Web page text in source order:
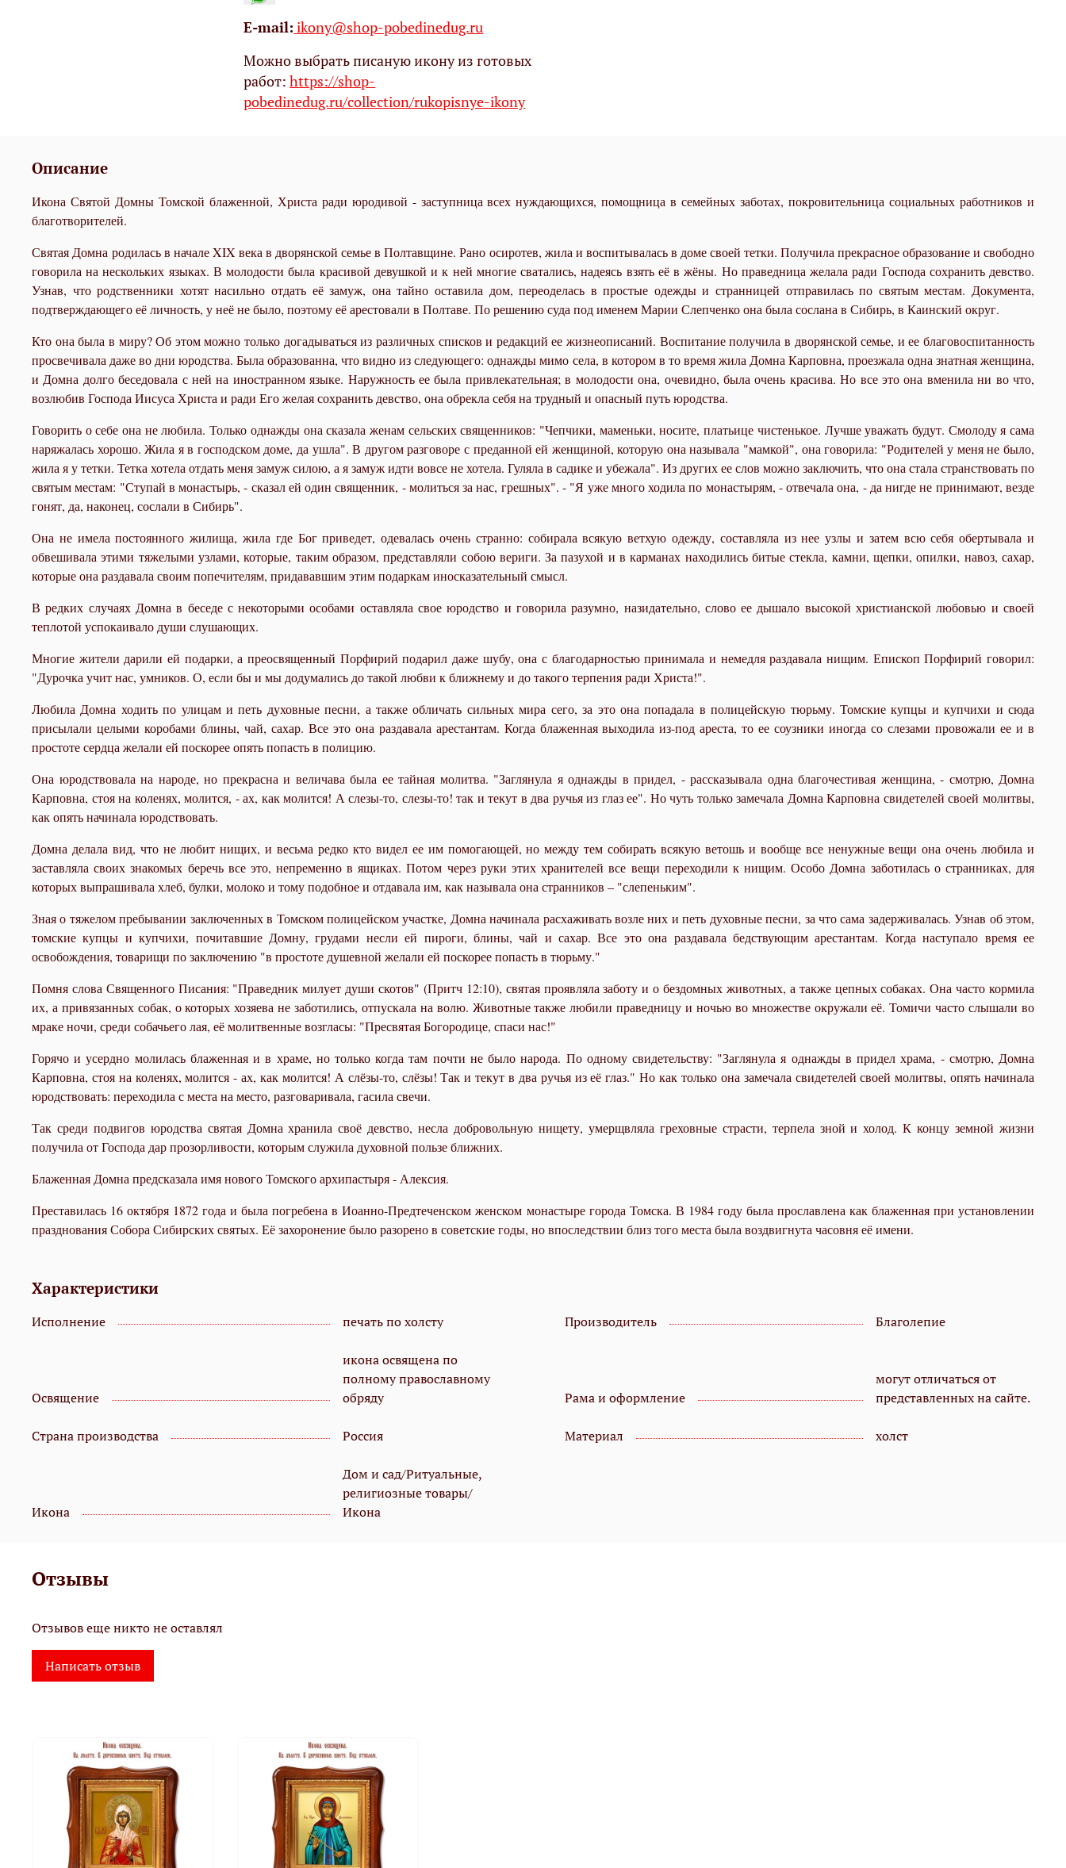
Е-mail: ikony@shop-pobedinedug.ru
Можно выбрать писаную икону из готовых
работ:https://shop-
pobedinedug.ru/collection/rukopisnye-ikony
Описание
Икона Святой Домны Томской блаженной, Христа ради юродивой - заступница всех нуждающихся, помощница в семейных заботах, покровительница социальных работников и
благотворителей.
Святая Домнародилась в начале XIX века в дворянской семье в Полтавщине. Рано осиротев, жила и воспитывалась в доме своей тетки. Получила прекрасное образование и свободно
говорила на нескольких языках. В молодости была красивой девушкой и к ней многие сватались, надеясь взять её в жёны. Но праведница желала ради Господа сохранить девство.
Узнав, что родственники хотят насильно отдать её замуж, она тайно оставила дом, переоделась в простые одежды и странницей отправилась по святым местам. Документа,
подтверждающего её личность, у неё не было, поэтому её арестовали в Полтаве. По решению суда под именем Марии Слепченко она была сослана в Сибирь, в Каинский округ.
Кто она была в миру? Об этом можно только догадываться из различных списков и редакций ее жизнеописаний. Воспитание получила в дворянской семье, и ее благовоспитанность
просвечивала даже во дни юродства. Была образованна, что видно из следующего: однажды мимо села, в котором в то время жила Домна Карповна, проезжала одна знатная женщина,
и Домна долго беседовала с ней на иностранном языке. Наружность ее была привлекательная; в молодости она, очевидно, была очень красива. Но все это она вменила ни во что,
возлюбив Господа Иисуса Христа и ради Его желая сохранить девство, она обрекла себя на трудный и опасный путь юродства.
Говорить о себе она не любила. Только однажды она сказала женам сельских священников: "Чепчики, маменьки, носите, платьице чистенькое. Лучше уважать будут. Смолоду я сама
наряжалась хорошо. Жила я в господском доме, да ушла". В другом разговоре с преданной ей женщиной, которую она называла "мамкой", она говорила: "Родителей у меня не было,
жила я у тетки. Тетка хотела отдать меня замуж силою, а я замуж идти вовсе не хотела. Гуляла в садике и убежала". Из других ее слов можно заключить, что она стала странствовать по
святым местам: "Ступай в монастырь, - сказал ей один священник, - молиться за нас, грешных". - "Я уже много ходила по монастырям, - отвечала она, - да нигде не принимают, везде
гонят, да, наконец, сослали в Сибирь".
Она не имела постоянного жилища, жила где Бог приведет, одевалась очень странно: собирала всякую ветхую одежду, составляла из нее узлы и затем всю себя обертывала и
обвешивала этими тяжелыми узлами, которые, таким образом, представляли собою вериги. За пазухой и в карманах находились битые стекла, камни, щепки, опилки, навоз, сахар,
которые она раздавала своим попечителям, придававшим этим подаркам иносказательный смысл.
В редких случаях Домна в беседе с некоторыми особами оставляла свое юродство и говорила разумно, назидательно, слово ее дышало высокой христианской любовью и своей
теплотой успокаивало души слушающих.
Многие жители дарили ей подарки, а преосвященный Порфирий подарил даже шубу, она с благодарностью принимала и немедля раздавала нищим. Епископ Порфирий говорил:
"Дурочка учит нас, умников. О, если бы и мы додумались до такой любви к ближнему и до такого терпения ради Христа!".
Любила Домна ходить по улицам и петь духовные песни, а также обличать сильных мира сего, за это она попадала в полицейскую тюрьму. Томские купцы и купчихи и сюда
присылали целыми коробами блины, чай, сахар. Все это она раздавала арестантам. Когда блаженная выходила из-под ареста, то ее соузники иногда со слезами провожали ее и в
простоте сердца желали ей поскорее опять попасть в полицию.
Она юродствовала на народе, но прекрасна и величава была ее тайная молитва. "Заглянула я однажды в придел, - рассказывала одна благочестивая женщина, - смотрю, Домна
Карповна, стоя на коленях, молится, - ах, как молится! А слезы-то, слезы-то! так и текут в два ручья из глаз ее". Но чуть только замечала Домна Карповна свидетелей своей молитвы,
как опять начинала юродствовать.
Домна делала вид, что не любит нищих, и весьма редко кто видел ее им помогающей, но между тем собирать всякую ветошь и вообще все ненужные вещи она очень любила и
заставляла своих знакомых беречь все это, непременно в ящиках. Потом через руки этих хранителей все вещи переходили к нищим. Особо Домна заботилась о странниках, для
которых выпрашивала хлеб, булки, молоко и тому подобное и отдавала им, как называла она странников – "слепеньким".
Зная о тяжелом пребывании заключенных в Томском полицейском участке, Домна начинала расхаживать возле них и петь духовные песни, за что сама задерживалась. Узнав об этом,
томские купцы и купчихи, почитавшие Домну, грудами несли ей пироги, блины, чай и сахар. Все это она раздавала бедствующим арестантам. Когда наступало время ее
освобождения, товарищи по заключению "в простоте душевной желали ей поскорее попасть в тюрьму."
Помня слова Священного Писания: "Праведник милует души скотов" (Притч 12:10), святая проявляла заботу и о бездомных животных, а также цепных собаках. Она часто кормила
их, а привязанных собак, о которых хозяева не заботились, отпускала на волю. Животные также любили праведницу и ночью во множестве окружали её. Томичи часто слышали во
мраке ночи, среди собачьего лая, её молитвенные возгласы: "Пресвятая Богородице, спаси нас!"
Горячо и усердно молилась блаженная и в храме, но только когда там почти не было народа. По одному свидетельству: "Заглянула я однажды в придел храма, - смотрю, Домна
Карповна, стоя на коленях, молится - ах, как молится! А слёзы-то, слёзы! Так и текут в два ручья из её глаз." Но как только она замечала свидетелей своей молитвы, опять начинала
юродствовать: переходила с места на место, разговаривала, гасила свечи.
Так среди подвигов юродства святая Домна хранила своё девство, несла добровольную нищету, умерщвляла греховные страсти, терпела зной и холод. К концу земной жизни
получила от Господа дар прозорливости, которым служила духовной пользе ближних.
Блаженная Домна предсказала имя нового Томского архипастыря - Алексия.
Преставилась 16 октября 1872 года и была погребена в Иоанно-Предтеченском женском монастыре города Томска. В 1984 году была прославлена как блаженная при установлении
празднования Собора Сибирских святых. Её захоронение было разорено в советские годы, но впоследствии близ того места была воздвигнута часовня её имени.
Характеристики
Исполнение печать по холсту Производитель Благолепие
Освящение
икона освящена по
полному православному
обряду
Рама и оформление
могут отличаться от
представленных на сайте.
Страна производства Россия Материал холст
Икона
Дом и сад/Ритуальные,
религиозные товары/
Икона
Отзывы
Отзывов еще никто не оставлял
Написать отзыв